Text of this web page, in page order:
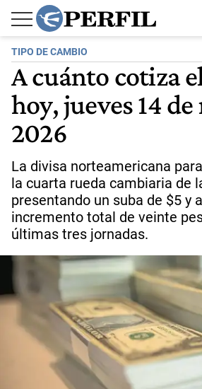
TIPO DE CAMBIO
A cuánto cotiza
hoy, jueves 14
2026
La divisa norteamericana
la cuarta rueda cambiaria de
presentando un suba de $5 y
incremento total de veinte
últimas tres jornadas.